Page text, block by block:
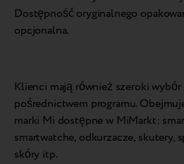
Dostępność oryginalnego
opcjonalna.
Klienci mają również szeroki
pośrednictwem programu.
marki Mi dostępne w MiMarkt:
smartwatche, odkurzacze, skutery,
skóry itp.